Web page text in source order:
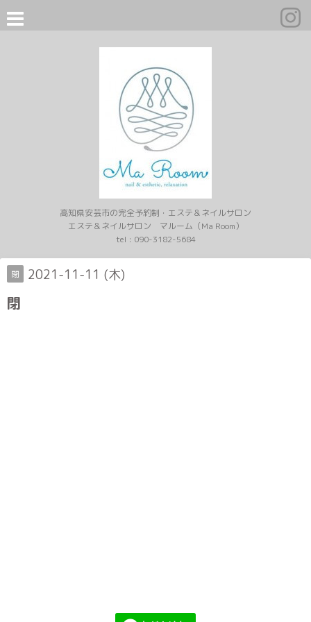
高知県安芸市の完全予約制・エステ＆ネイルサロン
エステ＆ネイルサロン マルーム（Ma Room）
tel : 090-3182-5684
閉 2021-11-11 (木)
閉